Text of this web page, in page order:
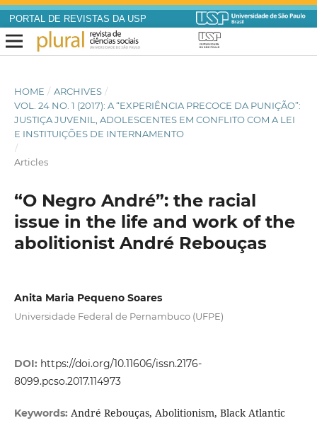
PORTAL DE REVISTAS DA USP
HOME / ARCHIVES /
VOL. 24 NO. 1 (2017): A “EXPERIÊNCIA PRECOCE DA PUNIÇÃO”:
JUSTIÇA JUVENIL, ADOLESCENTES EM CONFLITO COM A LEI
E INSTITUIÇÕES DE INTERNAMENTO
/
Articles
“O Negro André”: the racial
issue in the life and work of the
abolitionist André Rebouças
Anita Maria Pequeno Soares
Universidade Federal de Pernambuco (UFPE)
DOI: https://doi.org/10.11606/issn.2176-
8099.pcso.2017.114973
Keywords: André Rebouças, Abolitionism, Black Atlantic